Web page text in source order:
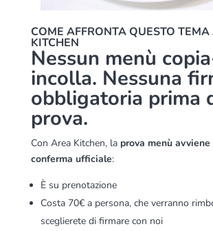
COME AFFRONTA QUESTO
KITCHEN
Nessun menù
incolla. Nessuna
obbligatoria prima
prova.
Con Area Kitchen, la prova menù
conferma ufficiale:
È su prenotazione
Costa 70€ a persona, che verranno
sceglierete di firmare con noi